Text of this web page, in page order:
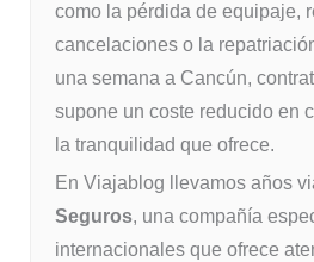
como la pérdida de equipaje,
cancelaciones o la
una semana a Cancún,
supone un coste reducido en
la tranquilidad que ofrece.
En Viajablog llevamos años
Seguros, una compañía
internacionales que ofrece